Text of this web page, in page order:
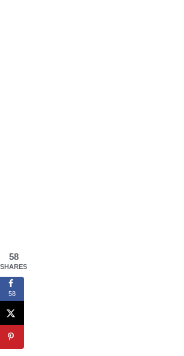
58
SHARES
58